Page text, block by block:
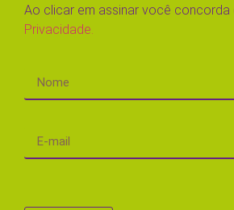
Ao clicar em assinar você concorda
Privacidade.